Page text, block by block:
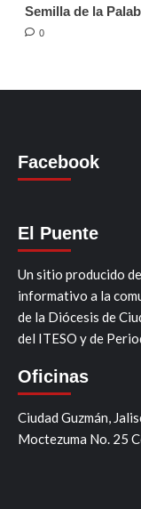
Semilla de la
0
Facebook
El Puente
Un sitio producido
informativo a la
de la Diócesis de
del ITESO y de
Oficinas
Ciudad Guzmán,
Moctezuma No. 25